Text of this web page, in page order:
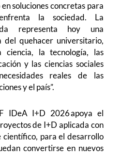
soluciones concretas para
la sociedad. La
representa hoy una
del quehacer universitario,
la tecnología, las
y las ciencias sociales
reales de las
y el país”.
IDeA I+D 2026apoya el
de I+D aplicada con
científico, para el desarrollo
convertirse en nuevos